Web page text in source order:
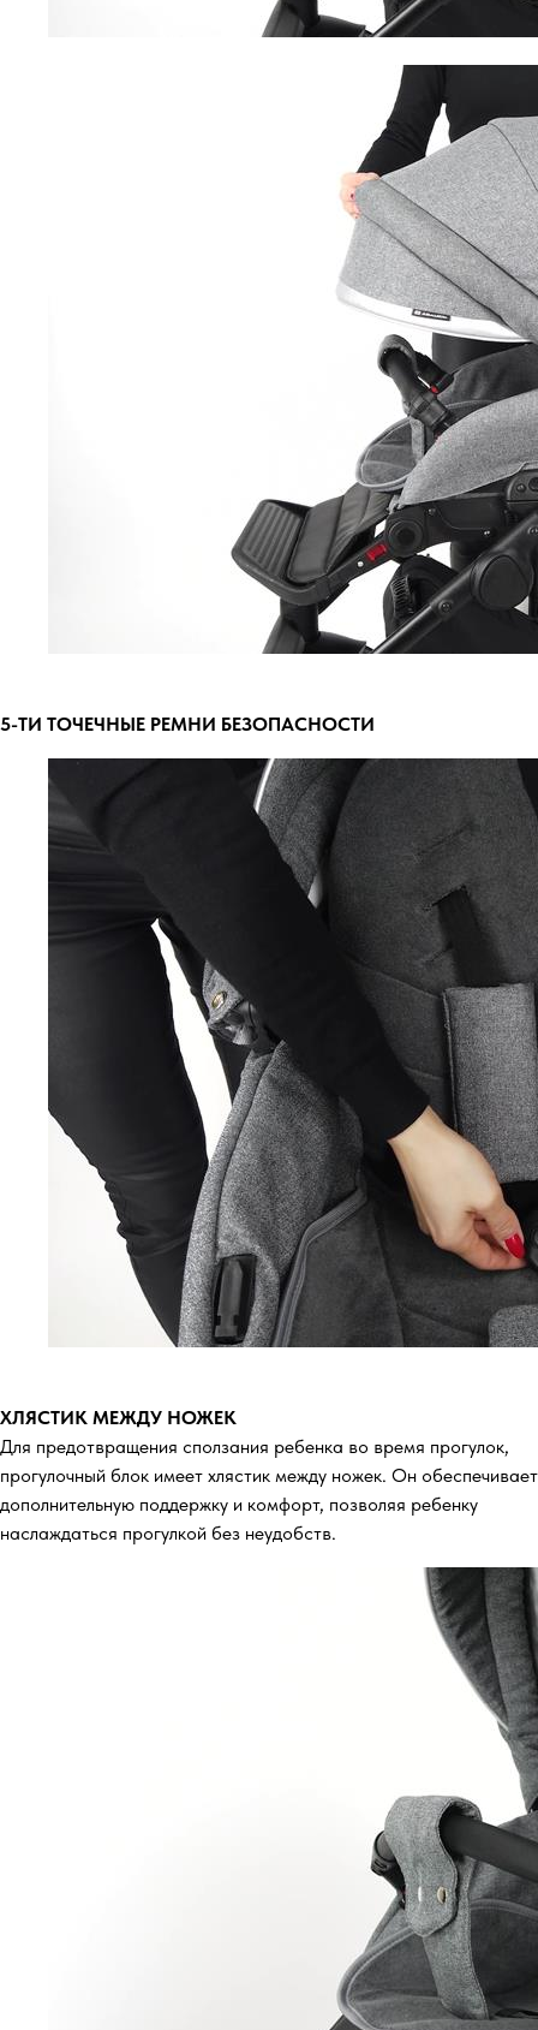
5-ТИ ТОЧЕЧНЫЕ РЕМНИ БЕЗОПАСНОСТИ
ХЛЯСТИК МЕЖДУ НОЖЕК
Для предотвращения сползания ребенка во время прогулок,
прогулочный блок имеет хлястик между ножек. Он обеспечивает
дополнительную поддержку и комфорт, позволяя ребенку
наслаждаться прогулкой без неудобств.